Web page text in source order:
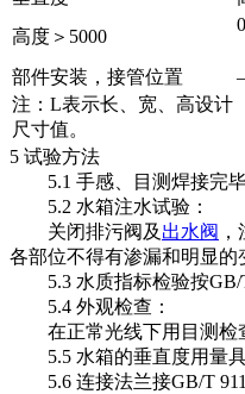
高度＞5000
部件安装，接管位置
注：L表示长、宽、高设计
尺寸值。
5 试验方法
5.1 手感、目测焊接完毕
5.2 水箱注水试验：
关闭排污阀及 出水阀
各部位不得有渗漏和明显的
5.3 水质指标检验按GB/T
5.4 外观检查：
在正常光线下用目测检
5.5 水箱的垂直度用量具
5.6 连接法兰接GB/T